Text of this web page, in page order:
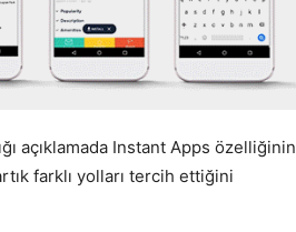
açıklamada Instant Apps özelliğinin
farklı yolları tercih ettiğini